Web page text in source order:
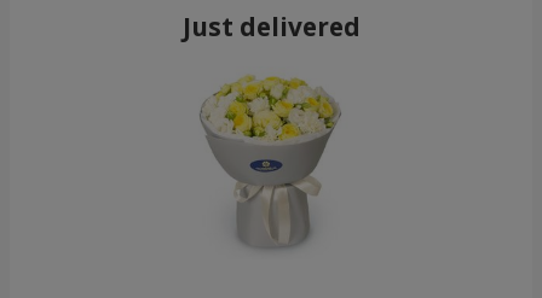
Just delivered